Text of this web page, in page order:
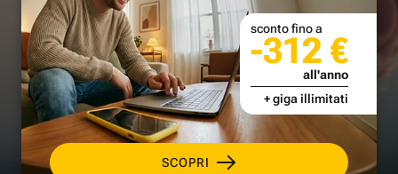
SCOPRI
sconto fino a
-312 €
all'anno
+ giga illimitati